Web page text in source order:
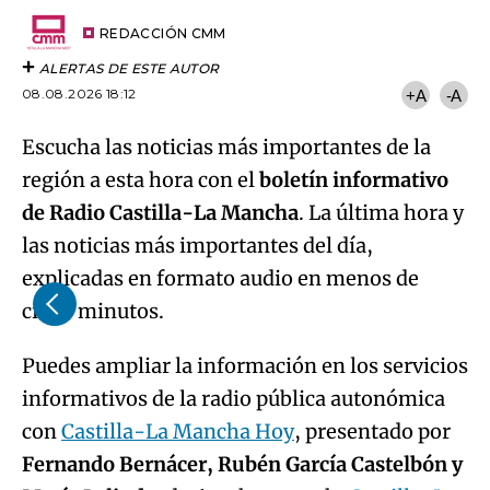
REDACCIÓN CMM
ALERTAS DE ESTE AUTOR
08.08.2026 18:12
+A -A
Escucha las noticias más importantes de la
región a esta hora con elboletín informativo
de Radio Castilla-La Mancha. La última hora y
las noticias más importantes del día,
explicadas en formato audio en menos de
cinco minutos.
Puedes ampliar la información en los servicios
informativos de la radio pública autonómica
conCastilla-La Mancha Hoy, presentado por
Fernando Bernácer, Rubén García Castelbón y